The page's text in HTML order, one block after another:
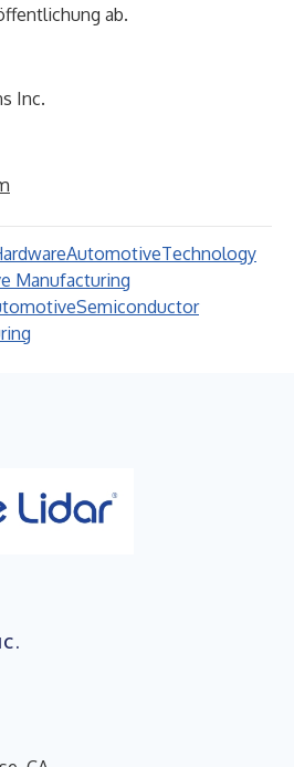
ab.
Inc.
AutomotiveTechnology
Manufacturing
Semiconductor